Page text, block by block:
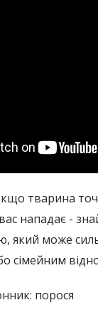
тварина
нападає -
який може
сімейним
порося